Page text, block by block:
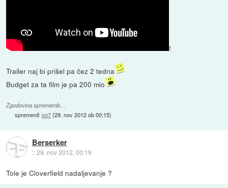
!
Trailer naj bi prišel pa čez 2 tedna
Budget za ta film je pa 200 mio
Zgodovina sprememb…
spremenil:oo7(29. nov 2012 ob 00:15)
Berserker
::29. nov 2012, 00:19
Tole je Cloverfield nadaljevanje ?